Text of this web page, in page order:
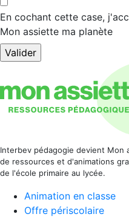
*
En cochant cette case,
Mon assiette ma planète
Interbev pédagogie devient Mon
de ressources et d'animations
de l'école primaire au lycée.
Animation en classe
Offre périscolaire